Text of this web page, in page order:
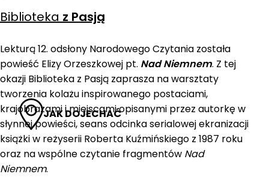
JAK DOJECHAĆ
Biblioteka z Pasją
Lekturą 12. odsłony Narodowego Czytania została
powieść Elizy Orzeszkowej pt. Nad Niemnem. Z tej
okazji Biblioteka z Pasją zaprasza na warsztaty
tworzenia kolażu inspirowanego postaciami,
krajobrazami i miejscami opisanymi przez autorkę w
słynnej powieści, seans odcinka serialowej ekranizacji
książki w reżyserii Roberta Kuźmińskiego z 1987 roku
oraz na wspólne czytanie fragmentów Nad
Niemnem.